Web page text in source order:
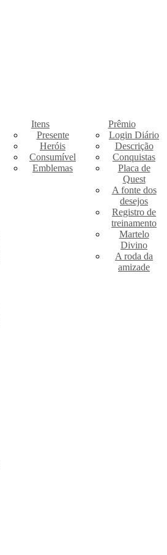
Itens
Presente
Heróis
Consumível
Emblemas
Prêmio
Login Diário
Descrição
Conquistas
Placa de
Quest
A fonte dos
desejos
Registro de
treinamento
Martelo
Divino
A roda da
amizade